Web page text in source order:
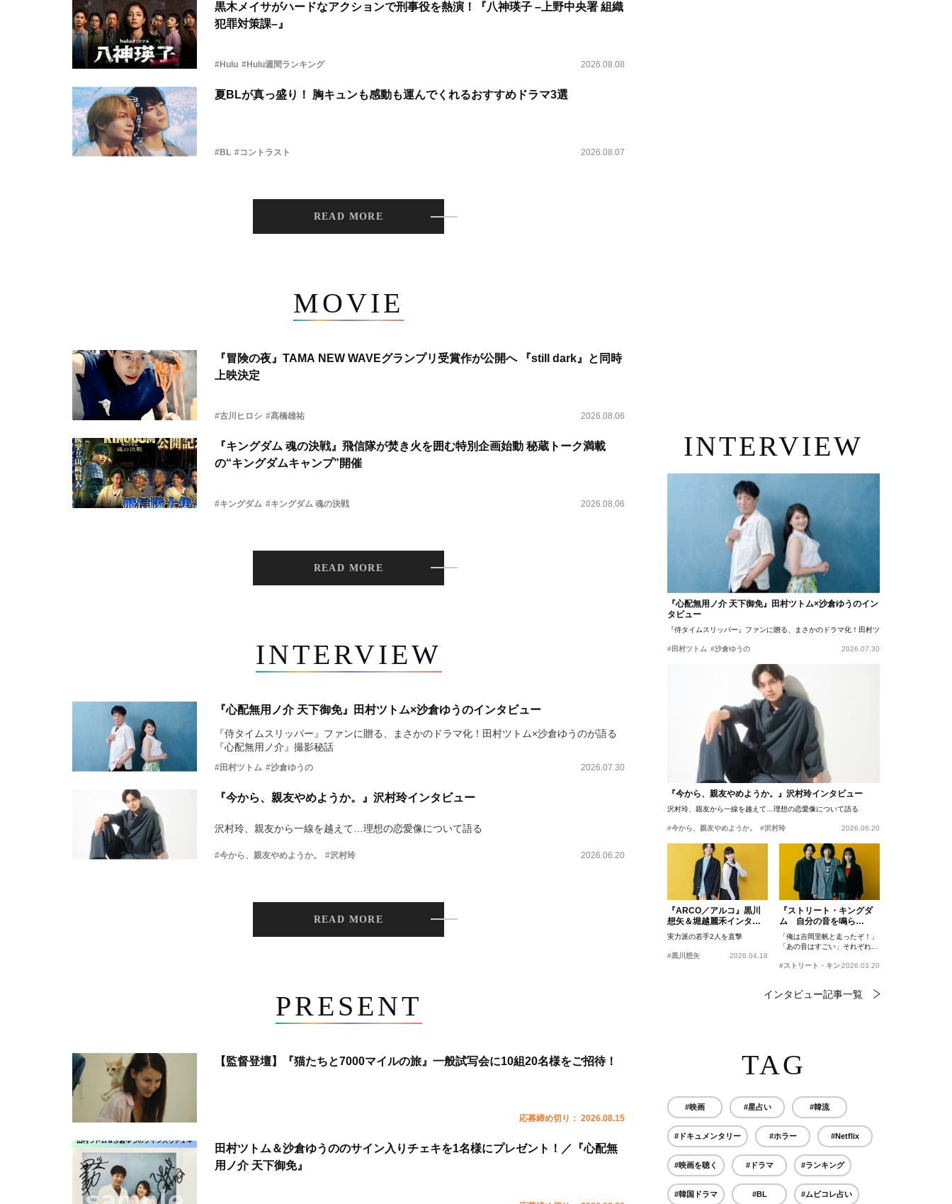
黒木メイサがハードなアクションで刑事役を熱演！『八神瑛子 –上野中央署 組織
犯罪対策課–』
#Hulu #Hulu週間ランキング 2026.08.08
夏BLが真っ盛り！ 胸キュンも感動も運んでくれるおすすめドラマ3選
#BL #コントラスト 2026.08.07
READ MORE
MOVIE
『冒険の夜』TAMA NEW WAVEグランプリ受賞作が公開へ 『still dark』と同時
上映決定
#古川ヒロシ #髙橋雄祐 2026.08.06
『キングダム 魂の決戦』飛信隊が焚き火を囲む特別企画始動 秘蔵トーク満載
の“キングダムキャンプ”開催
#キングダム #キングダム 魂の決戦 2026.08.06
READ MORE
INTERVIEW
『心配無用ノ介 天下御免』田村ツトム×沙倉ゆうのインタビュー
『侍タイムスリッパー』ファンに贈る、まさかのドラマ化！田村ツトム×沙倉ゆうのが語る
『心配無用ノ介』撮影秘話
#田村ツトム #沙倉ゆうの 2026.07.30
『今から、親友やめようか。』沢村玲インタビュー
沢村玲、親友から一線を越えて…理想の恋愛像について語る
#今から、親友やめようか。 #沢村玲 2026.06.20
READ MORE
PRESENT
【監督登壇】『猫たちと7000マイルの旅』一般試写会に10組20名様をご招待！
応募締め切り： 2026.08.15
田村ツトム＆沙倉ゆうののサイン入りチェキを1名様にプレゼント！／『心配無
用ノ介 天下御免』
INTERVIEW
『心配無用ノ介 天下御免』田村ツトム×沙倉ゆうのイン
タビュー
『侍タイムスリッパー』ファンに贈る、まさかのドラマ化！田村ツトム×沙倉ゆうのが語
#田村ツトム #沙倉ゆうの 2026.07.30
『今から、親友やめようか。』沢村玲インタビュー
沢村玲、親友から一線を越えて…理想の恋愛像について語る
#今から、親友やめようか。 #沢村玲 2026.06.20
『ARCO／アルコ』黒川
想矢＆堀越麗禾インタビ
ュー
実力派の若手2人を直撃
#黒川想矢 2026.04.18
『ストリート・キングダ
ム 自分の音を鳴ら
せ。』峯田和伸、若葉竜
也、吉岡里帆インタビュ
ー
「俺は吉岡里帆と走ったぞ！」
「あの音はすごい」それぞれの
#ストリート・キングダム 自分の音を鳴らせ。
2026.03.20
インタビュー記事一覧
TAG
#映画 #星占い #韓流
#ドキュメンタリー #ホラー #Netflix
#映画を聴く #ドラマ #ランキング
#韓国ドラマ #BL #ムビコレ占い